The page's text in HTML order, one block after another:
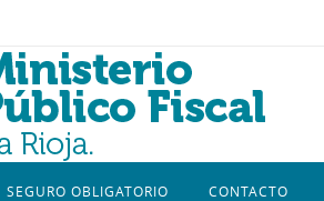
SEGURO OBLIGATORIO CONTACTO